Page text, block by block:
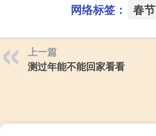
网络标签： 春节
上一篇
测过年能不能回家看看